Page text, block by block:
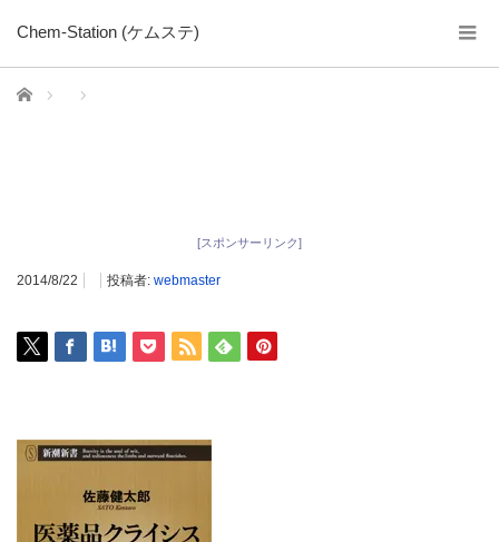
Chem-Station (ケムステ)
ホーム
[スポンサーリンク]
2014/8/22 投稿者: webmaster